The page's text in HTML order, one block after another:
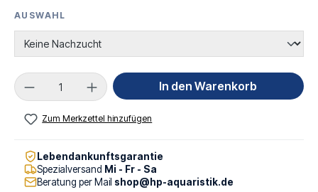
AUSWAHL
AUSWÄHLEN
Produkt Anzahl: Gib den gewünschten Wert
In den Warenkorb
Zum Merkzettel hinzufügen
Lebendankunftsgarantie
Spezialversand Mi - Fr - Sa
Beratung per Mail shop@hp-aquaristik.de